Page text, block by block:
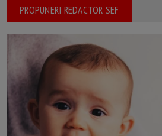
PROPUNERI REDACTOR SEF